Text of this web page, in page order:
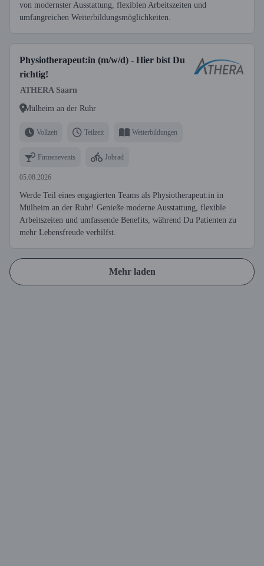
von modernster Ausstattung, flexiblen Arbeitszeiten und
umfangreichen Weiterbildungsmöglichkeiten.
Physiotherapeut:in (m/w/d) - Hier bist Du
richtig!
ATHERA Saarn
Mülheim an der Ruhr
Vollzeit Teilzeit Weiterbildungen
Firmenevents Jobrad
05.08.2026
Werde Teil eines engagierten Teams als Physiotherapeut:in in
Mülheim an der Ruhr! Genieße moderne Ausstattung, flexible
Arbeitszeiten und umfassende Benefits, während Du Patienten zu
mehr Lebensfreude verhilfst.
Mehr laden